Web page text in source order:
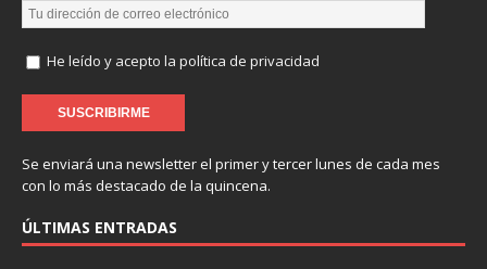
He leído y acepto la política de privacidad
Se enviará una newsletter el primer y tercer lunes de cada mes
con lo más destacado de la quincena.
ÚLTIMAS ENTRADAS